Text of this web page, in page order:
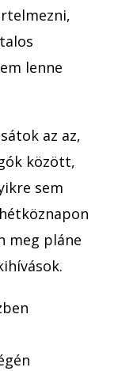
lenne
az az,
között,
sem
meg pláne